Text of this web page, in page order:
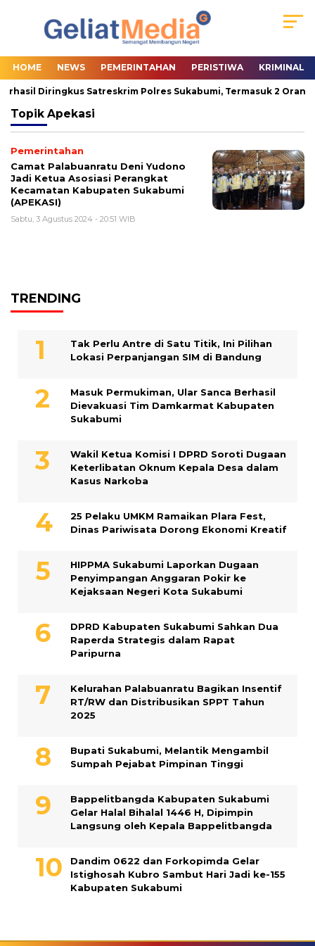
HOME NEWS PEMERINTAHAN PERISTIWA KRIMINAL
Diringkus Satreskrim Polres Sukabumi, Termasuk 2 Orang
Topik Apekasi
Pemerintahan
Camat Palabuanratu Deni Yudono
Jadi Ketua Asosiasi Perangkat
Kecamatan Kabupaten Sukabumi
(APEKASI)
Sabtu, 3 Agustus 2024 - 20:51 WIB
TRENDING
Tak Perlu Antre di Satu Titik, Ini Pilihan
Lokasi Perpanjangan SIM di Bandung
Masuk Permukiman, Ular Sanca Berhasil
Dievakuasi Tim Damkarmat Kabupaten
Sukabumi
Wakil Ketua Komisi I DPRD Soroti Dugaan
Keterlibatan Oknum Kepala Desa dalam
Kasus Narkoba
25 Pelaku UMKM Ramaikan Plara Fest,
Dinas Pariwisata Dorong Ekonomi Kreatif
HIPPMA Sukabumi Laporkan Dugaan
Penyimpangan Anggaran Pokir ke
Kejaksaan Negeri Kota Sukabumi
DPRD Kabupaten Sukabumi Sahkan Dua
Raperda Strategis dalam Rapat
Paripurna
Kelurahan Palabuanratu Bagikan Insentif
RT/RW dan Distribusikan SPPT Tahun
2025
Bupati Sukabumi, Melantik Mengambil
Sumpah Pejabat Pimpinan Tinggi
Bappelitbangda Kabupaten Sukabumi
Gelar Halal Bihalal 1446 H, Dipimpin
Langsung oleh Kepala Bappelitbangda
Dandim 0622 dan Forkopimda Gelar
Istighosah Kubro Sambut Hari Jadi ke-155
Kabupaten Sukabumi